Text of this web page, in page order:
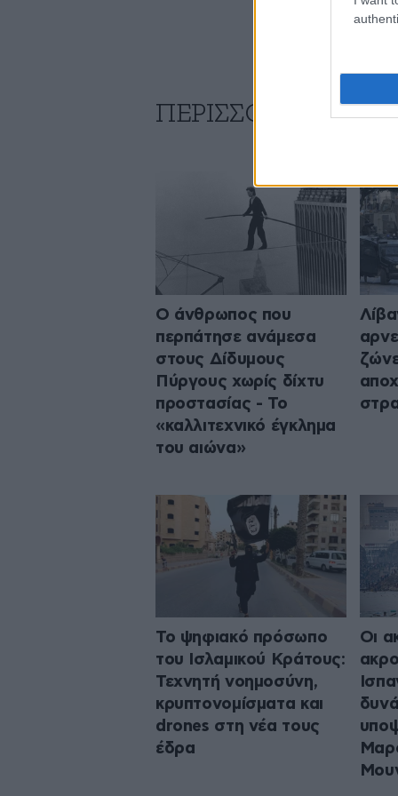
ΠΕΡΙΣΣΟΤΕΡΑ
Ο άνθρωπος που
περπάτησε ανάμεσα
στους Δίδυμους
Πύργους χωρίς δίχτυ
προστασίας - Το
«καλλιτεχνικό έγκλημα
του αιώνα»
Το ψηφιακό πρόσωπο
του Ισλαμικού Κράτους:
Τεχνητή νοημοσύνη,
κρυπτονομίσματα και
drones στη νέα τους
έδρα
Οι